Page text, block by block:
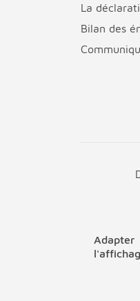
La
Bilan des
Adapter